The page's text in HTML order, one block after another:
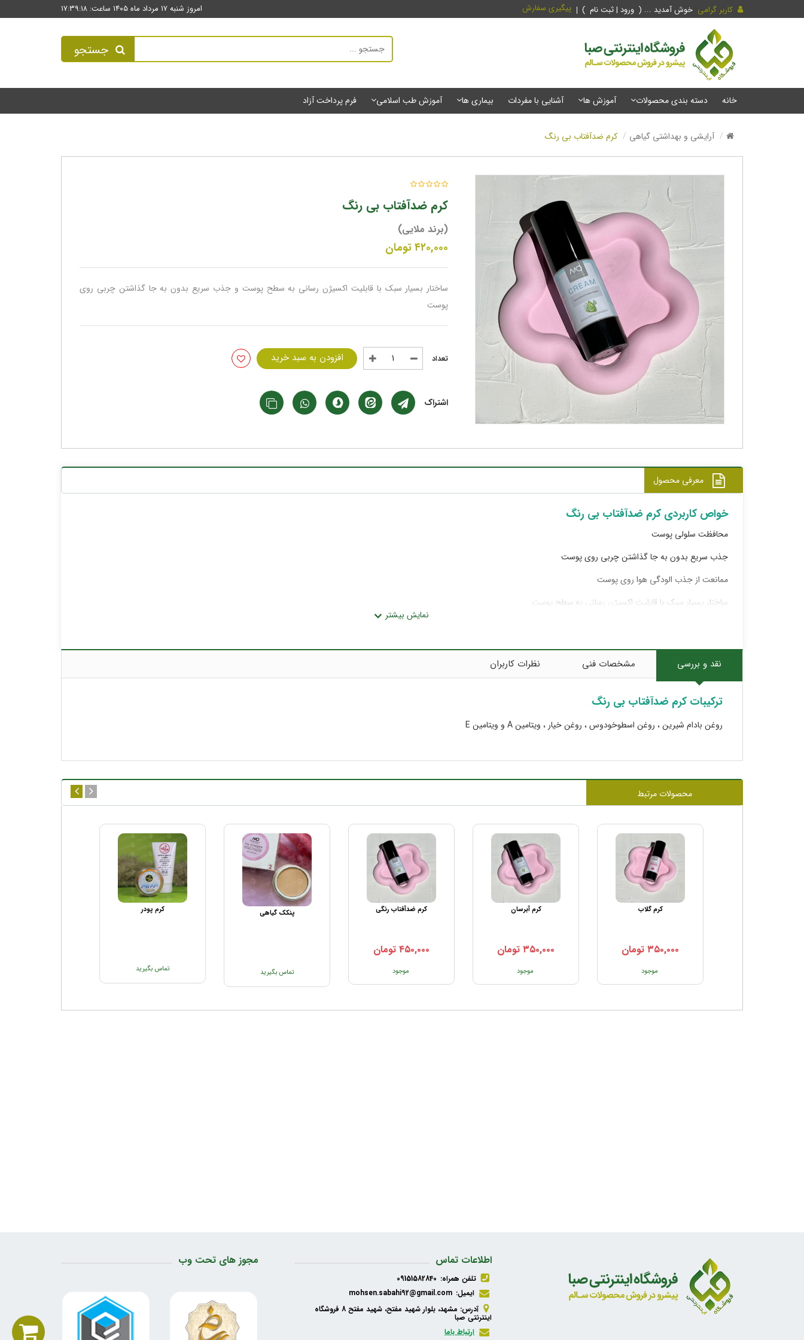
کاربر گرامی خوش آمدید ... ( ورود | ثبت نام ) پیگیری سفارش امروز شنبه ۱۷ مرداد ماه ۱۴۰۵ ساعت: ۱۷:۳۹:۱۸
جستجو
خانه دسته بندی محصولات آموزش ها آشنایی با مفردات بیماری ها آموزش طب اسلامی فرم پرداخت آزاد
آرایشی و بهداشتی گیاهی کرم ضدآفتاب بی رنگ
کرم ضدآفتاب بی رنگ
(برند ملایی)
۴۲۰,۰۰۰تومان
ساختار بسیار سبک با قابلیت اکسیژن رسانی به سطح پوست و جذب سریع بدون به جا گذاشتن چربی روی
پوست
افزودن به سبد خرید
اشتراک
معرفی محصول
خواص کاربردی کرم ضدآفتاب بی رنگ
محافظت سلولی پوست
جذب سریع بدون به جا گذاشتن چربی روی پوست
ممانعت از جذب الودگی هوا روی پوست
ساختار بسیار سبک با قابلیت اکسیژن رسانی به سطح پوست
جلوگیری از آفتاب سوختگی، التهاب، لک و سوزش پوست
نقد و بررسی مشخصات فنی نظرات کاربران
ترکیبات کرم ضدآفتاب بی رنگ
روغن بادام شیرین ، روغن اسطوخودوس ، روغن خیار ، ویتامین A و ویتامین E
محصولات مرتبط
کرم گلاب
۳۵۰,۰۰۰ تومان
موجود
کرم آبرسان
۳۵۰,۰۰۰ تومان
موجود
کرم ضدآفتاب رنگی
۴۵۰,۰۰۰ تومان
موجود
پنکک گیاهی
تماس بگیرید
کرم پودر
تماس بگیرید
مجوز های تحت وب اطلاعات تماس
تلفن همراه: 09151582840
ایمیل: mohsen.sabahi92@gmail.com
آدرس: مشهد، بلوار شهید مفتح، شهید مفتح 8 فروشگاه
اینترنتی صبا
ارتباط باما